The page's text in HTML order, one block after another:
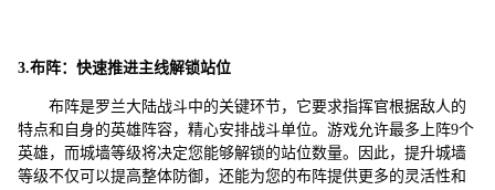
3.布阵：快速推进主线解锁站位
布阵是罗兰大陆战斗中的关键环节，它要求指挥官根据敌人的
特点和自身的英雄阵容，精心安排战斗单位。游戏允许最多上阵9个
英雄，而城墙等级将决定您能够解锁的站位数量。因此，提升城墙
等级不仅可以提高整体防御，还能为您的布阵提供更多的灵活性和